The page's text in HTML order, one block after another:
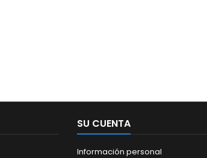
SU CUENTA
Información personal